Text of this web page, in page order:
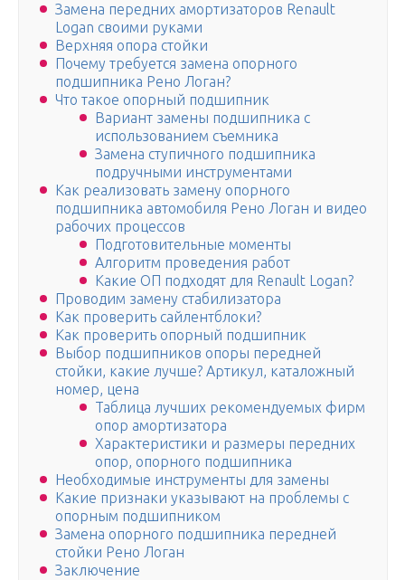
Замена передних амортизаторов Renault
Logan своими руками
Верхняя опора стойки
Почему требуется замена опорного
подшипника Рено Логан?
Что такое опорный подшипник
Вариант замены подшипника с
использованием съемника
Замена ступичного подшипника
подручными инструментами
Как реализовать замену опорного
подшипника автомобиля Рено Логан и видео
рабочих процессов
Подготовительные моменты
Алгоритм проведения работ
Какие ОП подходят для Renault Logan?
Проводим замену стабилизатора
Как проверить сайлентблоки?
Как проверить опорный подшипник
Выбор подшипников опоры передней
стойки, какие лучше? Артикул, каталожный
номер, цена
Таблица лучших рекомендуемых фирм
опор амортизатора
Характеристики и размеры передних
опор, опорного подшипника
Необходимые инструменты для замены
Какие признаки указывают на проблемы с
опорным подшипником
Замена опорного подшипника передней
стойки Рено Логан
Заключение